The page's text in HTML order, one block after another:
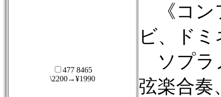
477 8465
\2200→¥1990
《コン
ビ、ドミ
ソプラ
弦楽合奏